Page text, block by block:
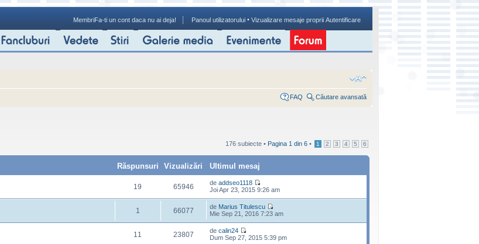
MembriFa-ti un cont daca nu ai deja! Panoul utilizatorului • Vizualizare mesaje proprii Autentificare
FAQ Căutare avansată
176 subiecte • Pagina 1 din 6 • 1 2 3 4 5 6
Răspunsuri Vizualizări
Ultimul mesaj
19 65946 de addseo1118
Joi Apr 23, 2015 9:26 am
1 66077 de Marius Titulescu
Mie Sep 21, 2016 7:23 am
11 23807 de calin24
Dum Sep 27, 2015 5:39 pm